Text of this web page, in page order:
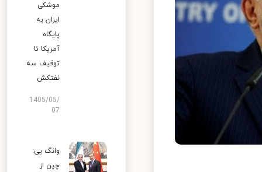
موشکی
ایران به
پایگاه
آمریکا تا
توقیف سه
نفتکش
1405/05/
07
وانگ یی:
چین از